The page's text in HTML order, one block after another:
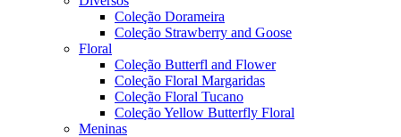
Coleção Dorameira
Coleção Strawberry and Goose
Floral
Coleção Butterfl and Flower
Coleção Floral Margaridas
Coleção Floral Tucano
Coleção Yellow Butterfly Floral
Meninas